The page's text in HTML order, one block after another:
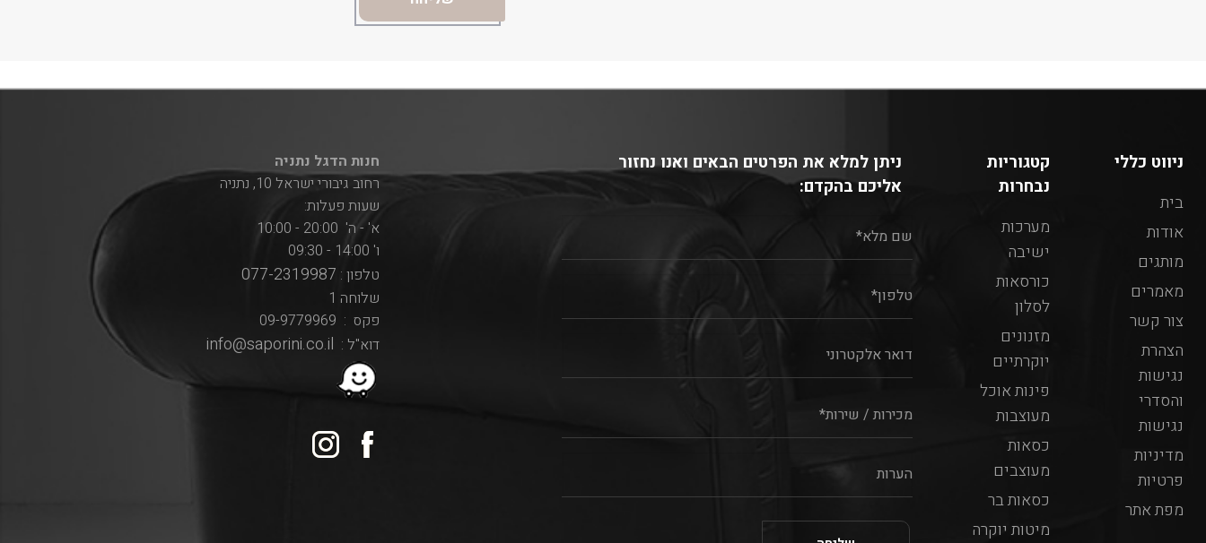
ניווט כללי
בית
אודות
מותגים
מאמרים
צור קשר
הצהרת
נגישות
והסדרי
נגישות
מדיניות
פרטיות
מפת אתר
קטגוריות
נבחרות
מערכות
ישיבה
כורסאות
לסלון
מזנונים
יוקרתיים
פינות אוכל
מעוצבות
כסאות
מעוצבים
כסאות בר
מיטות יוקרה
ניתן למלא את הפרטים הבאים ואנו נחזור
אליכם בהקדם:
חנות הדגל נתניה
רחוב גיבורי ישראל 10, נתניה
שעות פעלות:
א' - ה' 20:00 - 10:00
ו' 14:00 - 09:30
טלפון : 077-2319987
שלוחה 1
פקס : 09-9779969
דוא"ל : info@saporini.co.il